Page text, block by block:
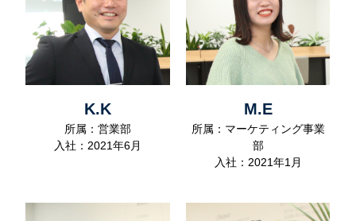
K.K
所属：営業部
入社：2021年6月
M.E
所属：マーケティング事業
部
入社：2021年1月